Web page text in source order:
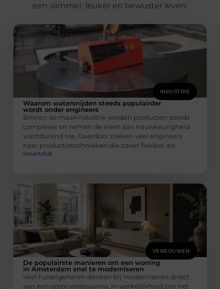
een slimmer, leuker en bewuster leven.
INDUSTRIE
Waarom watersnijden steeds populairder
wordt onder engineers
Binnen de maakindustrie worden producten steeds
complexer en nemen de eisen aan nauwkeurigheid
voortdurend toe. Daardoor zoeken veel engineers
naar productietechnieken die zowel flexibel als
Smartclub
VERBOUWEN
De populairste manieren om een woning
in Amsterdam snel te moderniseren
Veel huiseigenaren denken bij moderniseren direct
aan een grote verbouwing. In werkelijkheid zijn het